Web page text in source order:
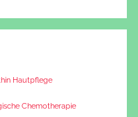
Hautpflege
Chemotherapie